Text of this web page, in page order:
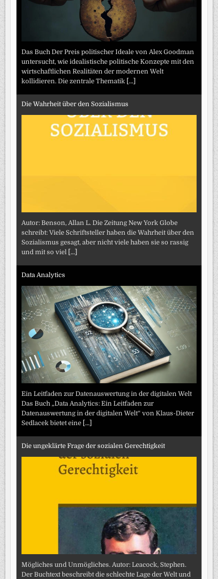
Das Buch Der Preis politischer Ideale von Alex Goodman
untersucht, wie idealistische politische Konzepte mit den
wirtschaftlichen Realitäten der modernen Welt
kollidieren. Die zentrale Thematik [...]
Die Wahrheit über den Sozialismus
Autor: Benson, Allan L. Die Zeitung New York Globe
schreibt: Viele Schriftsteller haben die Wahrheit über den
Sozialismus gesagt, aber nicht viele haben sie so rassig
und mit so viel [...]
Data Analytics
Ein Leitfaden zur Datenauswertung in der digitalen Welt
Das Buch „Data Analytics: Ein Leitfaden zur
Datenauswertung in der digitalen Welt“ von Klaus-Dieter
Sedlacek bietet eine [...]
Die ungeklärte Frage der sozialen Gerechtigkeit
Mögliches und Unmögliches. Autor: Leacock, Stephen.
Der Buchtext beschreibt die schlechte Lage der Welt und